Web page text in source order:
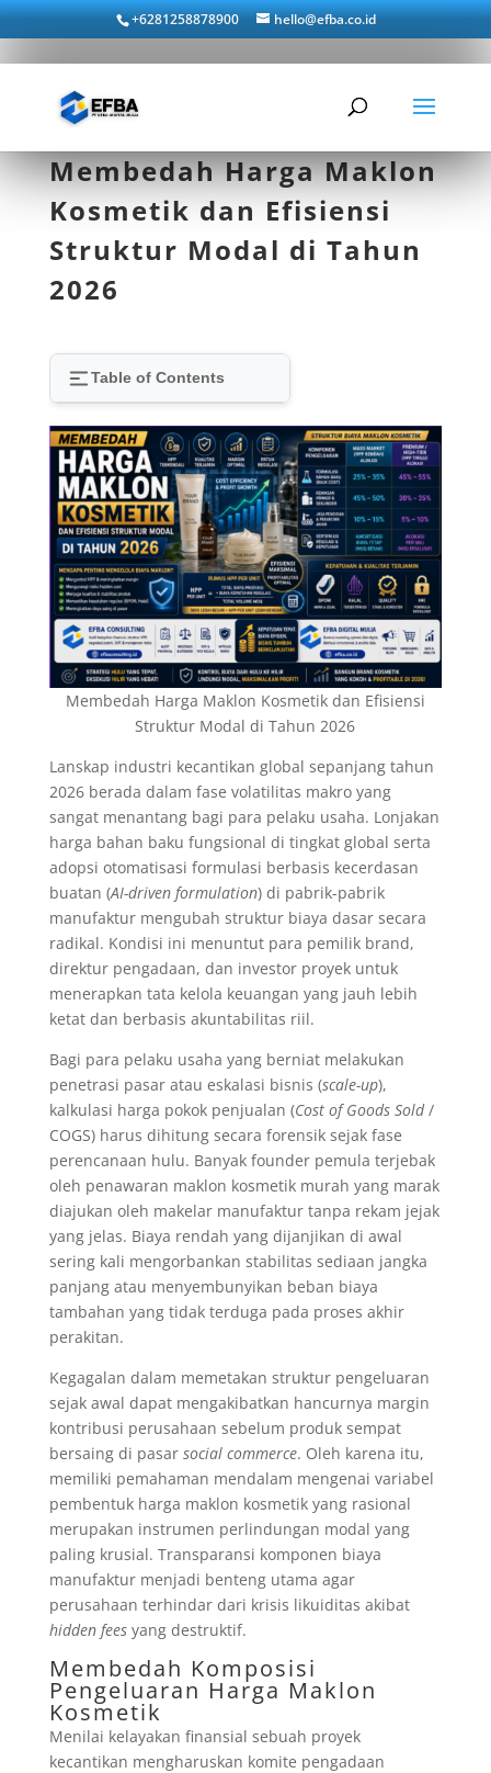
+6281258878900 hello@efba.co.id
Membedah Harga Maklon
Kosmetik dan Efisiensi
Struktur Modal di Tahun
2026
Table of Contents
Membedah Harga Maklon Kosmetik dan Efisiensi
Struktur Modal di Tahun 2026
Lanskap industri kecantikan global sepanjang tahun
2026 berada dalam fase volatilitas makro yang
sangat menantang bagi para pelaku usaha. Lonjakan
harga bahan baku fungsional di tingkat global serta
adopsi otomatisasi formulasi berbasis kecerdasan
buatan (AI-driven formulation) di pabrik-pabrik
manufaktur mengubah struktur biaya dasar secara
radikal. Kondisi ini menuntut para pemilik brand,
direktur pengadaan, dan investor proyek untuk
menerapkan tata kelola keuangan yang jauh lebih
ketat dan berbasis akuntabilitas riil.
Bagi para pelaku usaha yang berniat melakukan
penetrasi pasar atau eskalasi bisnis (scale-up),
kalkulasi harga pokok penjualan (Cost of Goods Sold/
COGS) harus dihitung secara forensik sejak fase
perencanaan hulu. Banyak founder pemula terjebak
oleh penawaran maklon kosmetik murah yang marak
diajukan oleh makelar manufaktur tanpa rekam jejak
yang jelas. Biaya rendah yang dijanjikan di awal
sering kali mengorbankan stabilitas sediaan jangka
panjang atau menyembunyikan beban biaya
tambahan yang tidak terduga pada proses akhir
perakitan.
Kegagalan dalam memetakan struktur pengeluaran
sejak awal dapat mengakibatkan hancurnya margin
kontribusi perusahaan sebelum produk sempat
bersaing di pasar social commerce. Oleh karena itu,
memiliki pemahaman mendalam mengenai variabel
pembentuk harga maklon kosmetik yang rasional
merupakan instrumen perlindungan modal yang
paling krusial. Transparansi komponen biaya
manufaktur menjadi benteng utama agar
perusahaan terhindar dari krisis likuiditas akibat
hidden feesyang destruktif.
Membedah Komposisi
Pengeluaran Harga Maklon
Kosmetik
Menilai kelayakan finansial sebuah proyek
kecantikan mengharuskan komite pengadaan